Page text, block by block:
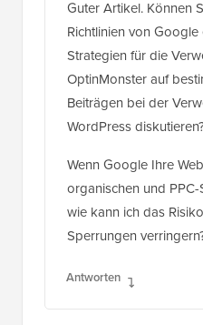
Guter Artikel. Können
Richtlinien von
Strategien für die
OptinMonster auf
Beiträgen bei der
WordPress
Wenn Google Ihre
organischen und
wie kann ich das
Sperrungen
Antworten